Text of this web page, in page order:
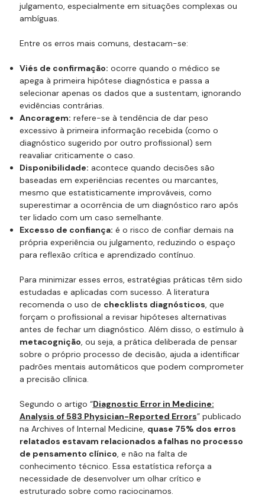
julgamento, especialmente em situações complexas ou
ambíguas.
Entre os erros mais comuns, destacam-se:
Viés de confirmação: ocorre quando o médico se
apega à primeira hipótese diagnóstica e passa a
selecionar apenas os dados que a sustentam, ignorando
evidências contrárias.
Ancoragem: refere-se à tendência de dar peso
excessivo à primeira informação recebida (como o
diagnóstico sugerido por outro profissional) sem
reavaliar criticamente o caso.
Disponibilidade: acontece quando decisões são
baseadas em experiências recentes ou marcantes,
mesmo que estatisticamente improváveis, como
superestimar a ocorrência de um diagnóstico raro após
ter lidado com um caso semelhante.
Excesso de confiança: é o risco de confiar demais na
própria experiência ou julgamento, reduzindo o espaço
para reflexão crítica e aprendizado contínuo.
Para minimizar esses erros, estratégias práticas têm sido
estudadas e aplicadas com sucesso. A literatura
recomenda o uso de checklists diagnósticos, que
forçam o profissional a revisar hipóteses alternativas
antes de fechar um diagnóstico. Além disso, o estímulo à
metacognição, ou seja, a prática deliberada de pensar
sobre o próprio processo de decisão, ajuda a identificar
padrões mentais automáticos que podem comprometer
a precisão clínica.
Segundo o artigo “Diagnostic Error in Medicine:
Analysis of 583 Physician-Reported Errors” publicado
na Archives of Internal Medicine, quase 75% dos erros
relatados estavam relacionados a falhas no processo
de pensamento clínico, e não na falta de
conhecimento técnico. Essa estatística reforça a
necessidade de desenvolver um olhar crítico e
estruturado sobre como raciocinamos.